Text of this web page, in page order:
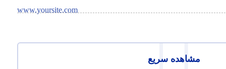
www.yoursite.com
مشاهده سریع